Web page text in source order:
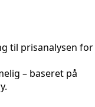
til prisanalysen for
– baseret på